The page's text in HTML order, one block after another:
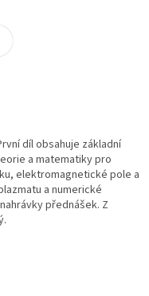
díl obsahuje základní
a matematiky pro
elektromagnetické pole a
a numerické
přednášek. Z